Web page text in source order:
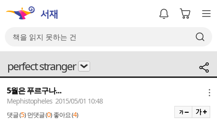
perfect stranger
5월은 푸르구나...
Mephistopheles 2015/05/01 10:48
댓글 (5) 먼댓글 (0) 좋아요 (4)